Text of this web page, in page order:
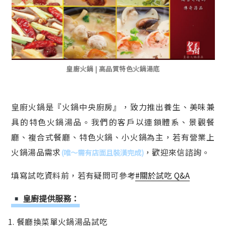
皇廚火鍋 | 高品質特色火鍋湯底
皇廚火鍋是『火鍋中央廚房』，致力推出養生、美味兼
具的特色火鍋湯品。我們的客戶以連鎖體系、景觀餐
廳、複合式餐廳、特色火鍋、小火鍋為主，若有營業上
火鍋湯品需求 (唯～需有店面且裝潢完成)，歡迎來信諮詢。
填寫試吃資料前，若有疑問可參考#關於試吃 Q&A
皇廚提供服務：
1. 餐廳換菜單火鍋湯品試吃